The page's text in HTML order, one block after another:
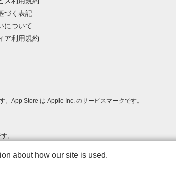
づく表記
について
ア利用規約
App Store は Apple Inc. のサービスマークです。
。
about how our site is used.